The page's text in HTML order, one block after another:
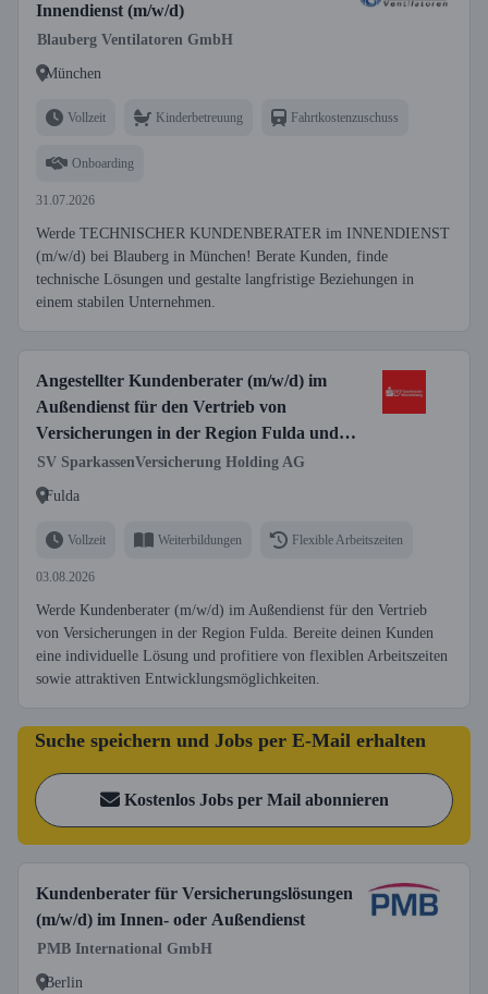
Innendienst (m/w/d)
Blauberg Ventilatoren GmbH
München
Vollzeit Kinderbetreuung Fahrtkostenzuschuss
Onboarding
31.07.2026
Werde TECHNISCHER KUNDENBERATER im INNENDIENST
(m/w/d) bei Blauberg in München! Berate Kunden, finde
technische Lösungen und gestalte langfristige Beziehungen in
einem stabilen Unternehmen.
Angestellter Kundenberater (m/w/d) im
Außendienst für den Vertrieb von
Versicherungen in der Region Fulda und
Umgebung
SV SparkassenVersicherung Holding AG
Fulda
Vollzeit Weiterbildungen Flexible Arbeitszeiten
03.08.2026
Werde Kundenberater (m/w/d) im Außendienst für den Vertrieb
von Versicherungen in der Region Fulda. Bereite deinen Kunden
eine individuelle Lösung und profitiere von flexiblen Arbeitszeiten
sowie attraktiven Entwicklungsmöglichkeiten.
Suche speichern und Jobs per E-Mail erhalten
Kostenlos Jobs per Mail abonnieren
Kundenberater für Versicherungslösungen
(m/w/d) im Innen- oder Außendienst
PMB International GmbH
Berlin